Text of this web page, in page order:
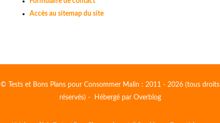
Accès au sitemap du site
© Tests et Bons Plans pour Consommer Malin : 2011 - 2026 (tous droits
réservés) - Hébergé par Overblog